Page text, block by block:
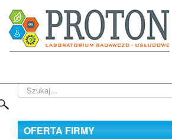
Kontakt
Szukaj...
OFERTA FIRMY